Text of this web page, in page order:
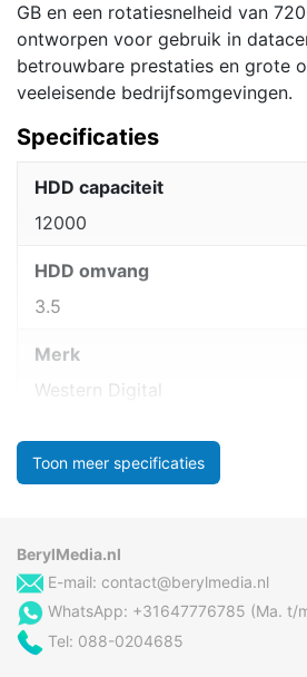
GB en een rotatiesnelheid van
ontworpen voor gebruik in
betrouwbare prestaties en grote
veeleisende bedrijfsomgevingen.
Specificaties
HDD capaciteit
12000
HDD omvang
3.5
Merk
Western Digital
Toon meer specificaties
BerylMedia.nl
E-mail: contact@berylmedia.nl
WhatsApp: +31647776785 (Ma. t/
Tel: 088-0204685